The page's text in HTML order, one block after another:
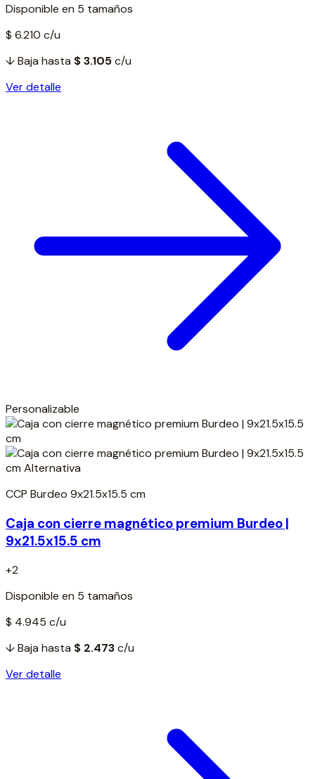
Disponible en 5 tamaños
$ 6.210 c/u
↓ Baja hasta $ 3.105c/u
Ver detalle
Personalizable
CCP Burdeo 9x21.5x15.5 cm
Caja con cierre magnético premium Burdeo |
9x21.5x15.5 cm
+2
Disponible en 5 tamaños
$ 4.945 c/u
↓ Baja hasta $ 2.473c/u
Ver detalle